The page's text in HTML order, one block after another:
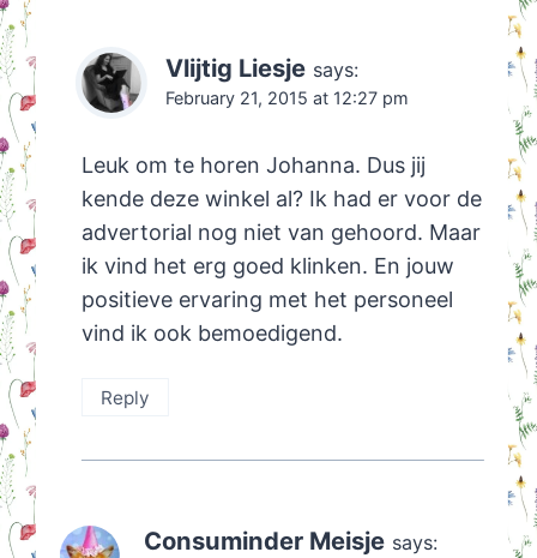
Vlijtig Liesje says:
February 21, 2015 at 12:27 pm
Leuk om te horen Johanna. Dus jij
kende deze winkel al? Ik had er voor de
advertorial nog niet van gehoord. Maar
ik vind het erg goed klinken. En jouw
positieve ervaring met het personeel
vind ik ook bemoedigend.
Reply
Consuminder Meisje says: